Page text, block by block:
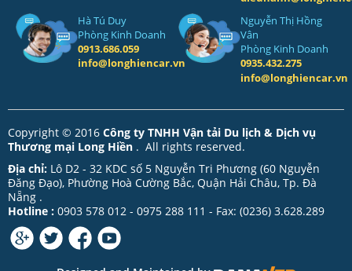
Hà Tú Duy
Phòng Kinh Doanh
0913.686.059
info@longhiencar.vn
Nguyễn Thị Hồng
Vân
Phòng Kinh Doanh
0935.432.275
info@longhiencar.vn
Copyright © 2016 Công ty TNHH Vận tải Du lịch & Dịch vụ
Thương mại Long Hiền . All rights reserved.
Địa chỉ: Lô D2 - 32 KDC số 5 Nguyễn Tri Phương (60 Nguyễn
Đăng Đạo), Phường Hoà Cường Bắc, Quận Hải Châu, Tp. Đà
Nẵng .
Hotline : 0903 578 012 - 0975 288 111 - Fax: (0236) 3.628.289